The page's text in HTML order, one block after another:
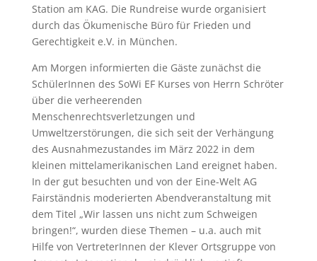
Station am KAG. Die Rundreise wurde organisiert
durch das Ökumenische Büro für Frieden und
Gerechtigkeit e.V. in München.
Am Morgen informierten die Gäste zunächst die
SchülerInnen des SoWi EF Kurses von Herrn Schröter
über die verheerenden
Menschenrechtsverletzungen und
Umweltzerstörungen, die sich seit der Verhängung
des Ausnahmezustandes im März 2022 in dem
kleinen mittelamerikanischen Land ereignet haben.
In der gut besuchten und von der Eine-Welt AG
Fairständnis moderierten Abendveranstaltung mit
dem Titel „Wir lassen uns nicht zum Schweigen
bringen!“, wurden diese Themen – u.a. auch mit
Hilfe von VertreterInnen der Klever Ortsgruppe von